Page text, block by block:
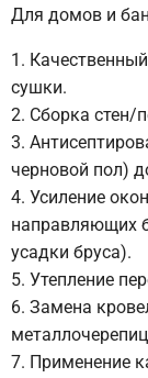
Для домов и
сушки.
Сборка стен/
черновой пол)
Усиление
направляющих
усадки бруса).
Утепление
Замена
Применение